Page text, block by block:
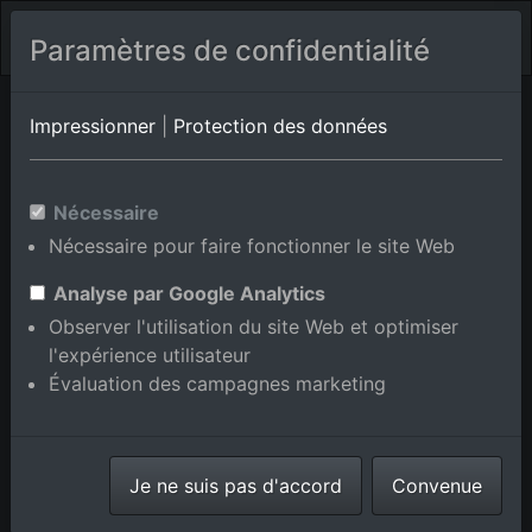
Eraclea Mare Vénétie
Photos aériennes de Faro en
Vénétie, Italie
Afficher/masquer la carte
⇗ Lieux voisins
Toutes les photos
aériennes de la boutique en
ligne
Paramètres de confidentialité
Impressionner Protection des données
Nécessaire
Nécessaire pour faire fonctionner le site Web
Analyse par Google Analytics
Observer l'utilisation du site Web et optimiser
l'expérience utilisateur
Évaluation des campagnes marketing
Je ne suis pas d'accord Convenue